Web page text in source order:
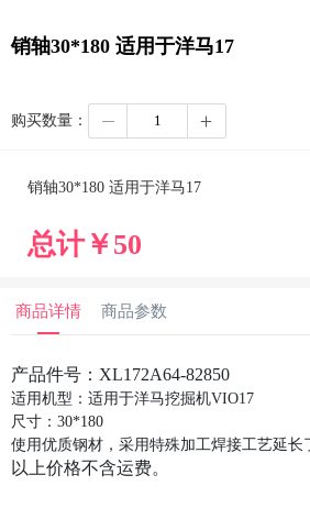
销轴30*180 适用于洋马17
购买数量：
销轴30*180 适用于洋马17
总计￥50
商品详情 商品参数
产品件号：XL172A64-82850
适用机型：适用于洋马挖掘机VIO17
尺寸：30*180
使用优质钢材，采用特殊加工焊接工艺延长
以上价格不含运费。